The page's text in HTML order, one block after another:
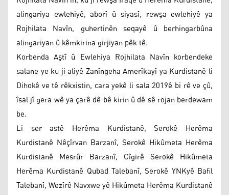
alingariya ewlehiyê, aborî û siyasî, rewşa ewlehiyê ya
Rojhilata Navîn, guhertinên seqayê û berhingarbûna
alingariyan û kêmkirina girjiyan pêk tê.
Korbenda Aştî û Ewlehiya Rojhilata Navîn korbendeke
salane ye ku ji aliyê Zanîngeha Amerîkayî ya Kurdistanê li
Dihokê ve tê rêkxistin, cara yekê li sala 2019ê bi rê ve çû,
îsal jî gera wê ya çarê dê bê kirin û dê sê rojan berdewam
be.
Li ser astê Herêma Kurdistanê, Serokê Herêma
Kurdistanê Nêçîrvan Barzanî, Serokê Hikûmeta Herêma
Kurdistanê Mesrûr Barzanî, Cîgirê Serokê Hikûmeta
Herêma Kurdistanê Qubad Talebanî, Serokê YNKyê Bafil
Talebanî, Wezîrê Navxwe yê Hikûmeta Herêma Kurdistanê